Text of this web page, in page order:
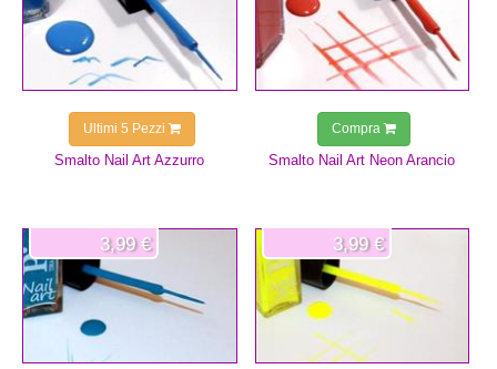
Smalto Nail Art Azzurro
Ultimi 5 Pezzi
Smalto Nail Art Neon Arancio
Compra
3,99 € 3,99 €